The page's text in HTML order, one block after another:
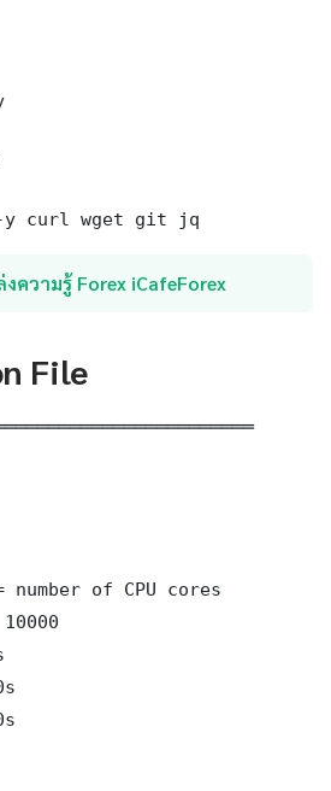
curl wget git jq
ความรู้ Forex iCafeForex
File
of CPU cores